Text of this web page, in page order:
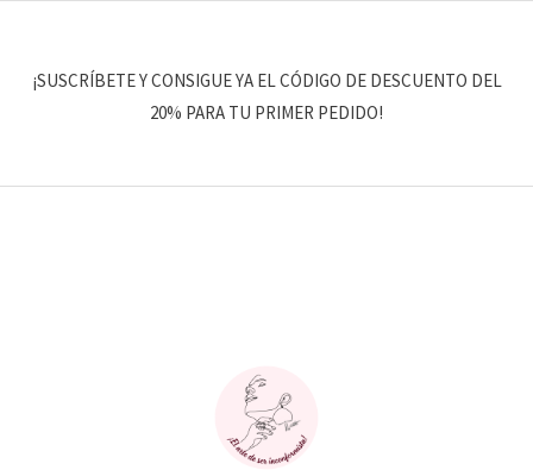
¡SUSCRÍBETE Y CONSIGUE YA EL CÓDIGO DE DESCUENTO DEL
20% PARA TU PRIMER PEDIDO!